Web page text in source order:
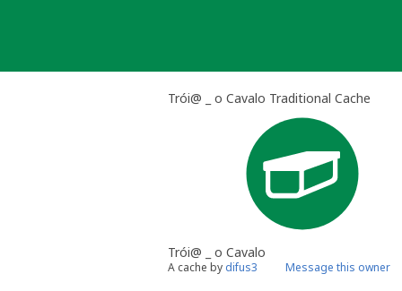
Trói@ _ o Cavalo Traditional Cache
Trói@ _ o Cavalo
A cache by difus3 Message this owner